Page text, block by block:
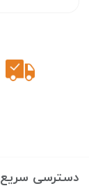
دسترسی سریع